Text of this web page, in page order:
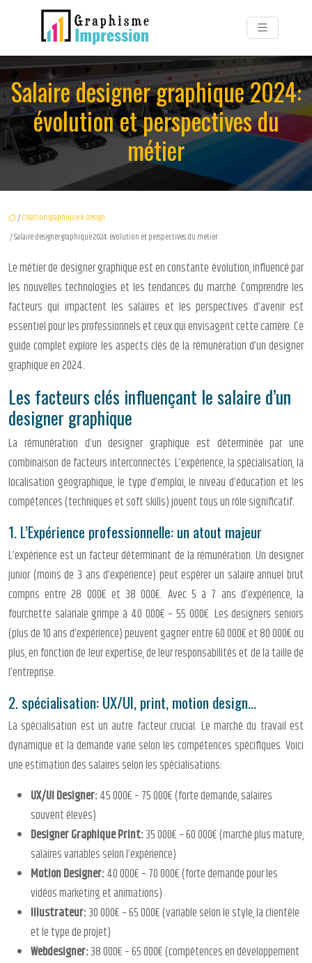
Salaire designer graphique 2024:
évolution et perspectives du
métier
/Création graphique & Design
/ Salaire designer graphique 2024: évolution et perspectives du métier
Le métier de designer graphique est en constante évolution, influencé par
les nouvelles technologies et les tendances du marché. Comprendre les
facteurs qui impactent les salaires et les perspectives d’avenir est
essentiel pour les professionnels et ceux qui envisagent cette carrière. Ce
guide complet explore les aspects clés de la rémunération d’un designer
graphique en 2024.
Les facteurs clés influençant le salaire d’un
designer graphique
La rémunération d’un designer graphique est déterminée par une
combinaison de facteurs interconnectés. L’expérience, la spécialisation, la
localisation géographique, le type d’emploi, le niveau d’éducation et les
compétences (techniques et soft skills) jouent tous un rôle significatif.
1. L’Expérience professionnelle: un atout majeur
L’expérience est un facteur déterminant de la rémunération. Un designer
junior (moins de 3 ans d’expérience) peut espérer un salaire annuel brut
compris entre 28 000€ et 38 000€. Avec 5 à 7 ans d’expérience, la
fourchette salariale grimpe à 40 000€ – 55 000€. Les designers seniors
(plus de 10 ans d’expérience) peuvent gagner entre 60 000€ et 80 000€ ou
plus, en fonction de leur expertise, de leur responsabilités et de la taille de
l’entreprise.
2. spécialisation: UX/UI, print, motion design…
La spécialisation est un autre facteur crucial. Le marché du travail est
dynamique et la demande varie selon les compétences spécifiques. Voici
une estimation des salaires selon les spécialisations:
UX/UI Designer:45 000€ – 75 000€ (forte demande, salaires
souvent élevés)
Designer Graphique Print:35 000€ – 60 000€ (marché plus mature,
salaires variables selon l’expérience)
Motion Designer:40 000€ – 70 000€ (forte demande pour les
vidéos marketing et animations)
Illustrateur:30 000€ – 65 000€ (variable selon le style, la clientèle
et le type de projet)
Webdesigner:38 000€ – 65 000€ (compétences en développement